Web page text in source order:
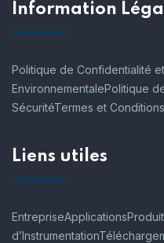
Information
Politique de Confidentialité
EnvironnementalePolitique
SécuritéTermes et Conditions
Liens utiles
EntrepriseApplications
d’Instrumentation